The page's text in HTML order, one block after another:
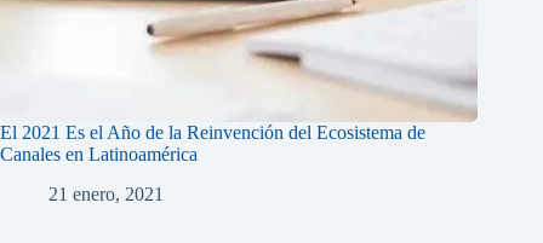
El 2021 Es el Año de la Reinvención del Ecosistema de
Canales en Latinoamérica
21 enero, 2021